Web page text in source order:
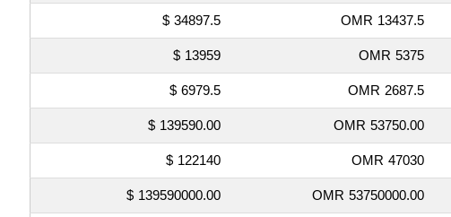
13437.5 OMR
34897.5 $
5375 OMR
13959 $
2687.5 OMR
6979.5 $
53750.00 OMR
139590.00 $
47030 OMR
122140 $
53750000.00 OMR
139590000.00 $